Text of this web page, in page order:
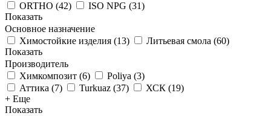
ORTHO (42) ISO NPG (31)
Показать
Основное назначение
Химостойкие изделия (13) Литьевая смола (60)
Показать
Производитель
Химкомпозит (6) Poliya (3)
Аттика (7) Turkuaz (37) ХСК (19)
+ Еще
Показать